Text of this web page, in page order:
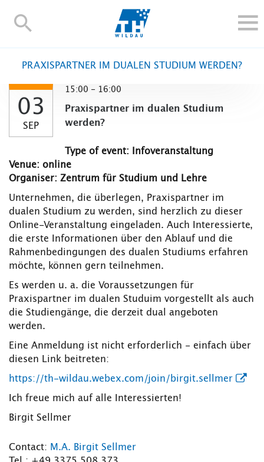
TH-
ALUMNI
UNIVERSITY
Contact and directions
TH Online-Portal Deutsch
PRAXISPARTNER IM DUALEN STUDIUM WERDEN?
03
SEP
15:00 - 16:00
Praxispartner im dualen Studium
werden?
Type of event: Infoveranstaltung
Venue: online
Organiser: Zentrum für Studium und Lehre
Unternehmen, die überlegen, Praxispartner im
dualen Studium zu werden, sind herzlich zu dieser
Online-Veranstaltung eingeladen. Auch Interessierte,
die erste Informationen über den Ablauf und die
Rahmenbedingungen des dualen Studiums erfahren
möchte, können gern teilnehmen.
Es werden u. a. die Voraussetzungen für
Praxispartner im dualen Studuim vorgestellt als auch
die Studiengänge, die derzeit dual angeboten
werden.
Eine Anmeldung ist nicht erforderlich - einfach über
diesen Link beitreten:
https://th-wildau.webex.com/join/birgit.sellmer
Ich freue mich auf alle Interessierten!
Birgit Sellmer
Contact: M.A. Birgit Sellmer